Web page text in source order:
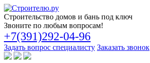
Строительство домов и бань под ключ
Звоните по любым вопросам!
+7(391)292-04-96
Задать вопрос специалисту Заказать звонок